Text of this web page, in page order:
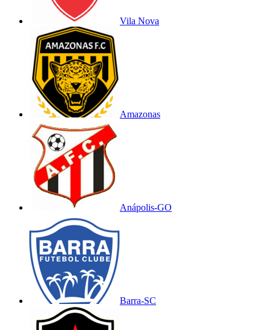
Vila Nova
Amazonas
Anápolis-GO
Barra-SC